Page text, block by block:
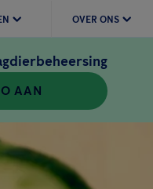
OVER ONS
AAN